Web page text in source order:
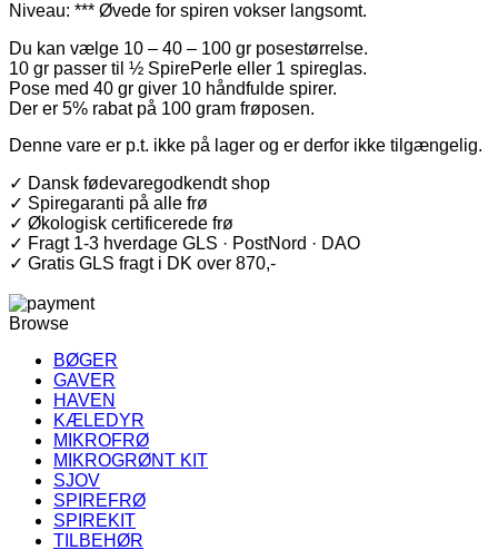
Niveau: *** Øvede for spiren vokser langsomt.
Du kan vælge 10 – 40 – 100 gr posestørrelse.
10 gr passer til ½ SpirePerle eller 1 spireglas.
Pose med 40 gr giver 10 håndfulde spirer.
Der er 5% rabat på 100 gram frøposen.
Denne vare er p.t. ikke på lager og er derfor ikke tilgængelig.
✓ Dansk fødevaregodkendt shop
✓ Spiregaranti på alle frø
✓ Økologisk certificerede frø
✓ Fragt 1-3 hverdage GLS · PostNord · DAO
✓ Gratis GLS fragt i DK over 870,-
Browse
BØGER
GAVER
HAVEN
KÆLEDYR
MIKROFRØ
MIKROGRØNT KIT
SJOV
SPIREFRØ
SPIREKIT
TILBEHØR